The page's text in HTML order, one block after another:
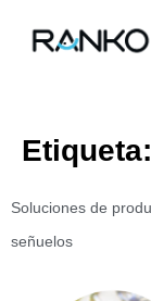
Etiqueta:
Soluciones de
señuelos